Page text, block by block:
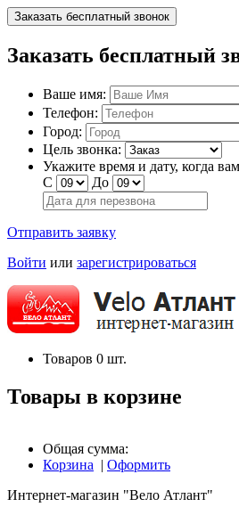
Заказать бесплатный звонок
Заказать бесплатный
Ваше имя:
Телефон:
Город:
Цель звонка:
Укажите время и дату, когда
С
До
Отправить заявку
Войти или зарегистрироваться
Товаров 0 шт.
Товары в корзине
Общая сумма:
Корзина | Оформить
Интернет-магазин "Вело Атлант"